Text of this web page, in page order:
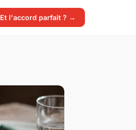
Et l'accord parfait ? →